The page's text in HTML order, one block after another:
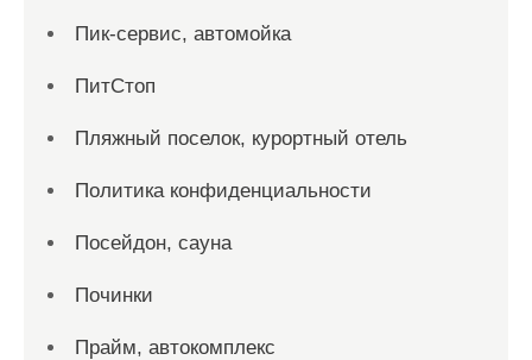
Пик-сервис, автомойка
ПитСтоп
Пляжный поселок, курортный отель
Политика конфиденциальности
Посейдон, сауна
Починки
Прайм, автокомплекс